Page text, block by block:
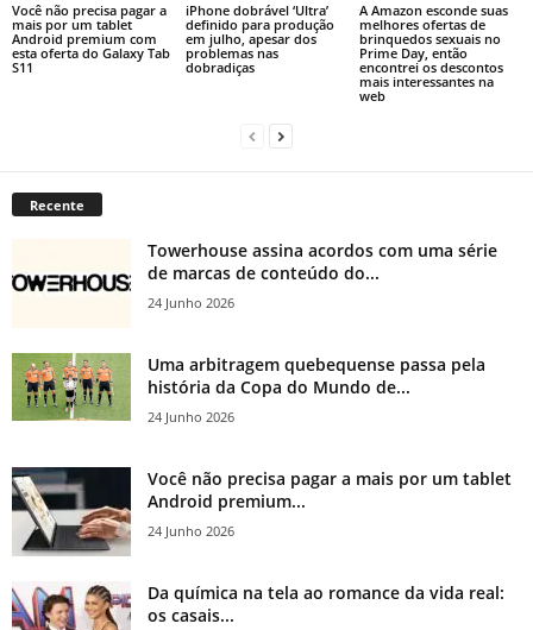
Você não precisa pagar a
mais por um tablet
Android premium com
esta oferta do Galaxy Tab
S11
iPhone dobrável ‘Ultra’
definido para produção
em julho, apesar dos
problemas nas
dobradiças
A Amazon esconde suas
melhores ofertas de
brinquedos sexuais no
Prime Day, então
encontrei os descontos
mais interessantes na
web
Recente
Towerhouse assina acordos com uma série
de marcas de conteúdo do...
24 Junho 2026
Uma arbitragem quebequense passa pela
história da Copa do Mundo de...
24 Junho 2026
Você não precisa pagar a mais por um tablet
Android premium...
24 Junho 2026
Da química na tela ao romance da vida real:
os casais...